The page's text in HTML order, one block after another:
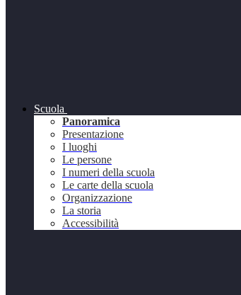
Scuola
Panoramica
Presentazione
I luoghi
Le persone
I numeri della scuola
Le carte della scuola
Organizzazione
La storia
Accessibilità